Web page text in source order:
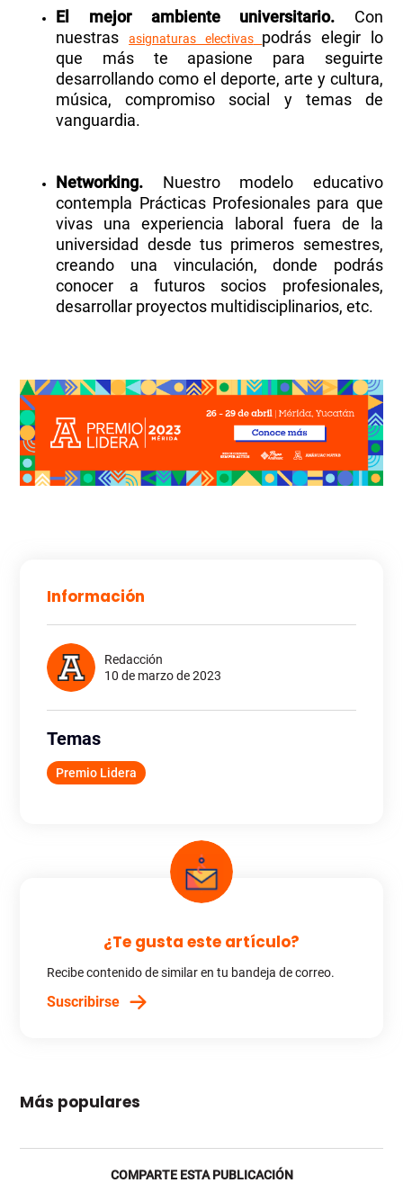
El mejor ambiente universitario. Con
nuestrasasignaturas electivas
podrás elegir lo
que más te apasione para seguirte
desarrollando como el deporte, arte y cultura,
música, compromiso social y temas de
vanguardia.
Networking. Nuestro modelo educativo
contempla Prácticas Profesionales para que
vivas una experiencia laboral fuera de la
universidad desde tus primeros semestres,
creando una vinculación, donde podrás
conocer a futuros socios profesionales,
desarrollar proyectos multidisciplinarios, etc.
Información
Redacción
10 de marzo de 2023
Temas
Premio Lidera
¿Te gusta este artículo?
Recibe contenido de similar en tu bandeja de correo.
Suscribirse
Más populares
COMPARTE ESTA PUBLICACIÓN